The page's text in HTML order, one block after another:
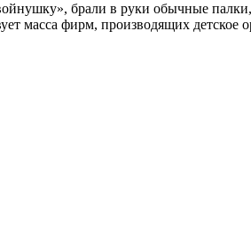
брали в руки обычные
масса фирм, производящих